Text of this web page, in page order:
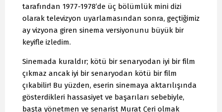
tarafından 1977-1978’de üç bölümlük mini dizi
olarak televizyon uyarlamasından sonra, geçtiğimiz
ay vizyona giren sinema versiyonunu büyük bir
keyifle izledim.
Sinemada kuraldır; kötü bir senaryodan iyi bir film
çıkmaz ancak iyi bir senaryodan kötü bir film
çıkabilir! Bu yüzden, eserin sinemaya aktarılışında
gösterdikleri hassasiyet ve başarıları sebebiyle,
başta yönetmen ve senarist Murat Çeri olmak